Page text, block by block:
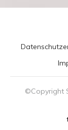
©Copyright